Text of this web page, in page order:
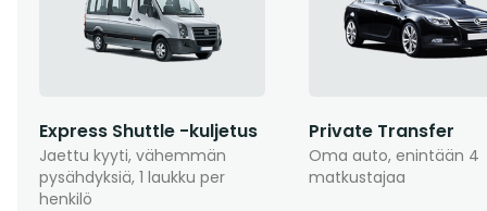
Express Shuttle -kuljetus
Jaettu kyyti, vähemmän
pysähdyksiä, 1 laukku per
henkilö
Private Transfer
Oma auto, enintään 4
matkustajaa